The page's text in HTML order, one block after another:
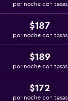
por noche con tasas
$187
por noche con tasas
$189
por noche con tasas
$172
por noche con tasas